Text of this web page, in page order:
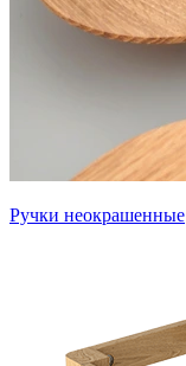
Ручки неокрашенные